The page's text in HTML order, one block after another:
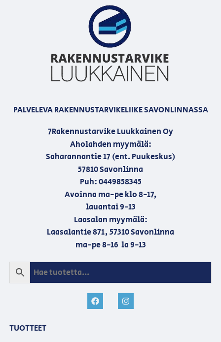
PALVELEVA RAKENNUSTARVIKELIIKE SAVONLINNASSA
7Rakennustarvike Luukkainen Oy
Aholahden myymälä:
Saharannantie 17 (ent. Puukeskus)
57810 Savonlinna
Puh: 0449858345
Avoinna ma-pe klo 8-17,
lauantai 9-13
Laasalan myymälä:
Laasalantie 871, 57310 Savonlinna
ma-pe 8-16 la 9-13
TUOTTEET